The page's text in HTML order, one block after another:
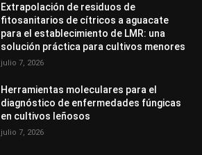
Extrapolación de residuos de
fitosanitarios de cítricos a aguacate
para el establecimiento de LMR: una
solución práctica para cultivos menores
julio 7, 2026
Herramientas moleculares para el
diagnóstico de enfermedades fúngicas
en cultivos leñosos
julio 7, 2026